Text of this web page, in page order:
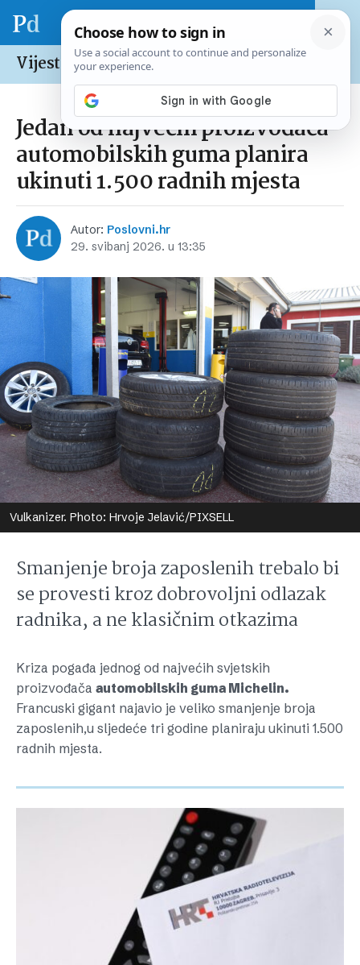
Vijesti /Svijet
Jedan od najvećih proizvođača
automobilskih guma planira
ukinuti 1.500 radnih mjesta
Autor: Poslovni.hr
29. svibanj 2026. u 13:35
Vulkanizer. Photo: Hrvoje Jelavić/PIXSELL
Smanjenje broja zaposlenih trebalo bi
se provesti kroz dobrovoljni odlazak
radnika, a ne klasičnim otkazima
Kriza pogađa jednog od najvećih svjetskih
proizvođača automobilskih guma Michelin.
Francuski gigant najavio je veliko smanjenje broja
zaposlenih,u sljedeće tri godine planiraju ukinuti 1.500
radnih mjesta.